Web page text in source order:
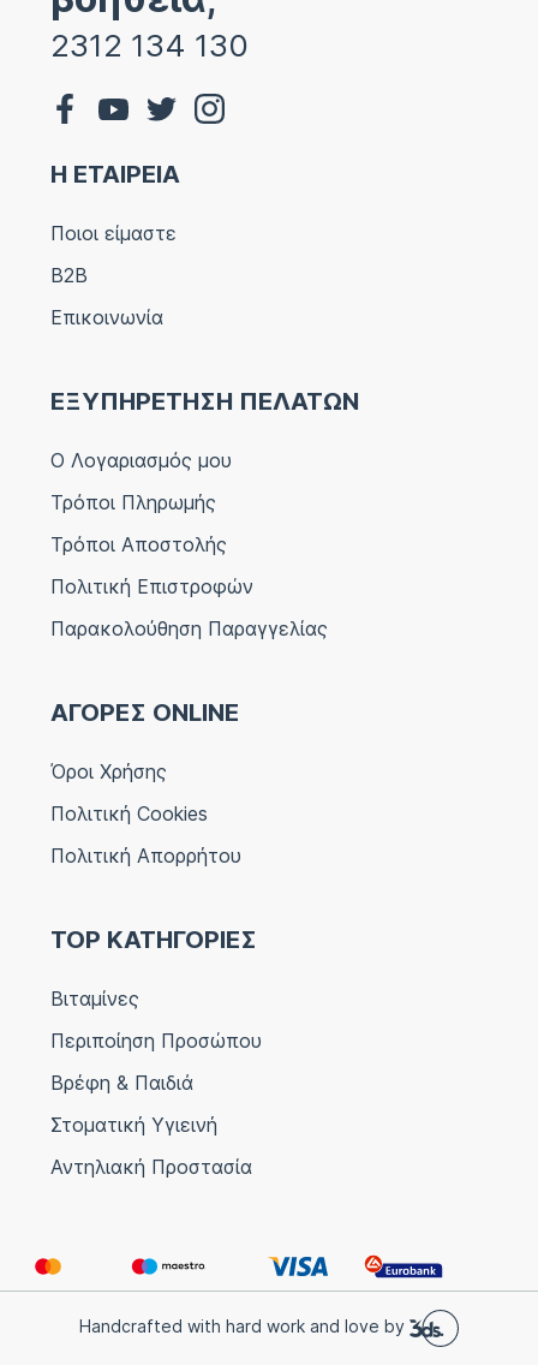
2312 134 130
Η ΕΤΑΙΡΕΙΑ
Ποιοι είμαστε
B2B
Επικοινωνία
ΕΞΥΠΗΡΕΤΗΣΗ ΠΕΛΑΤΩΝ
Ο Λογαριασμός μου
Τρόποι Πληρωμής
Τρόποι Αποστολής
Πολιτική Επιστροφών
Παρακολούθηση Παραγγελίας
ΑΓΟΡΕΣ ONLINE
Όροι Χρήσης
Πολιτική Cookies
Πολιτική Απορρήτου
TOP ΚΑΤΗΓΟΡΙΕΣ
Βιταμίνες
Περιποίηση Προσώπου
Βρέφη & Παιδιά
Στοματική Υγιεινή
Αντηλιακή Προστασία
Handcrafted with hard work and love by